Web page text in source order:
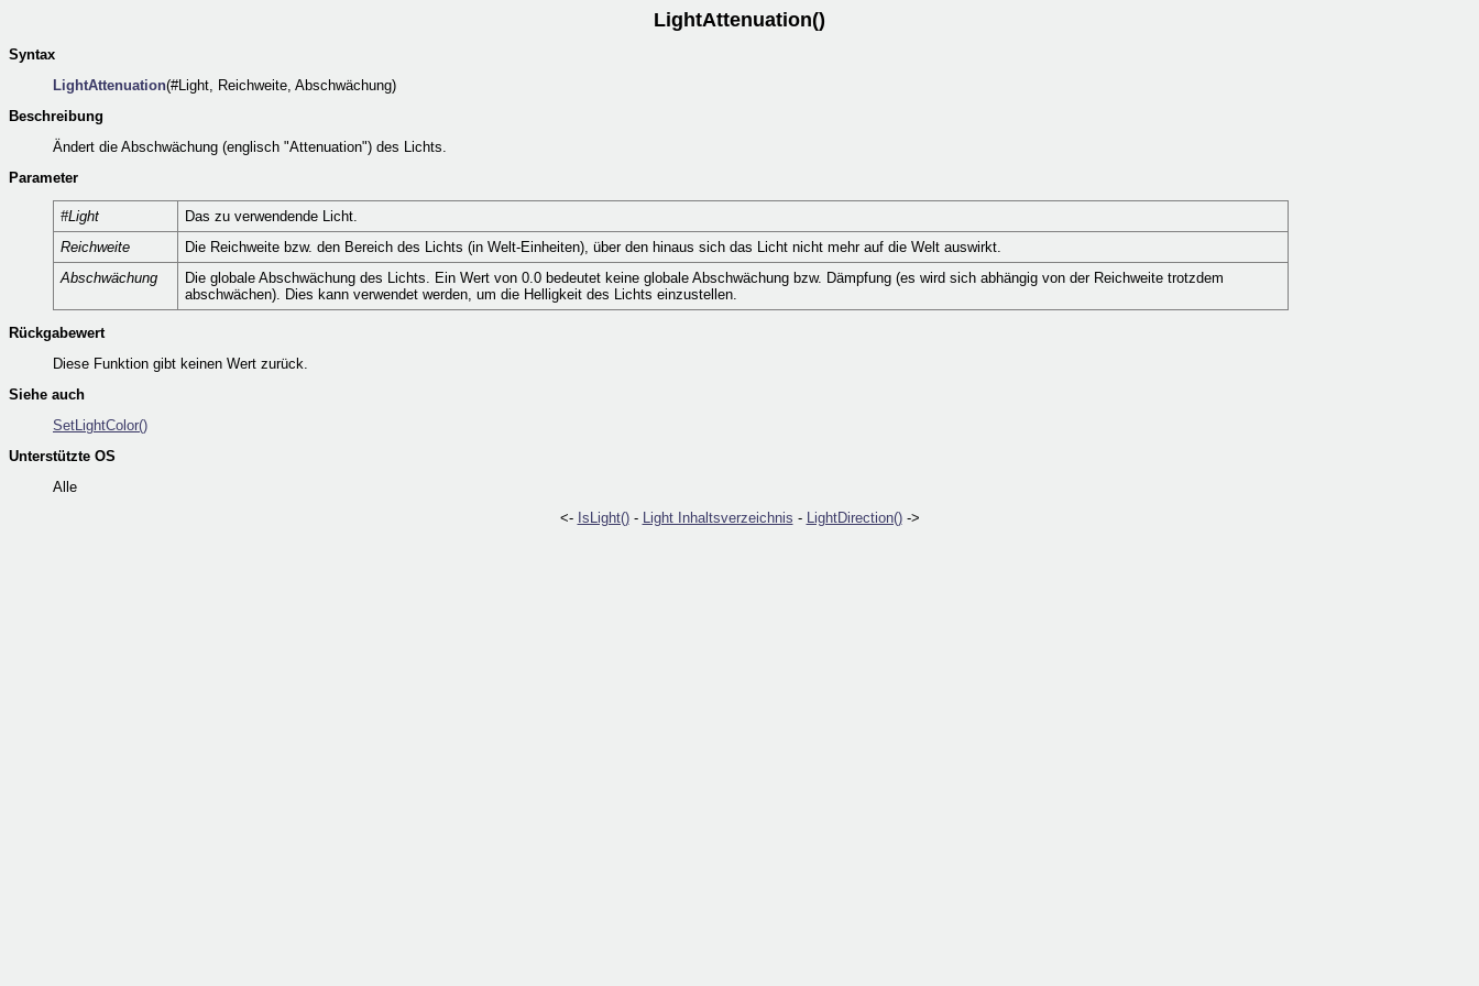
LightAttenuation()
Syntax
LightAttenuation(#Light, Reichweite, Abschwächung)
Beschreibung
Ändert die Abschwächung (englisch "Attenuation") des Lichts.
Parameter
#Light
Das zu verwendende Licht.
Reichweite
Die Reichweite bzw. den Bereich des Lichts (in Welt-Einheiten), über den hinaus sich das Licht nicht mehr auf die Welt auswirkt.
Abschwächung
Die globale Abschwächung des Lichts. Ein Wert von 0.0 bedeutet keine globale Abschwächung bzw. Dämpfung (es wird sich abhängig von der Reichweite trotzdem
abschwächen). Dies kann verwendet werden, um die Helligkeit des Lichts einzustellen.
Rückgabewert
Diese Funktion gibt keinen Wert zurück.
Siehe auch
SetLightColor()
Unterstützte OS
Alle
<- IsLight()- Light Inhaltsverzeichnis - LightDirection()->